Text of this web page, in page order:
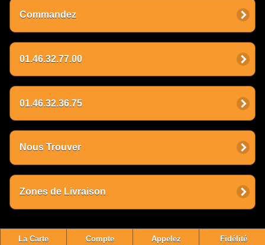
Commandez
01.46.32.77.00
01.46.32.36.75
Nous Trouver
Zones de Livraison
La Carte Compte Appelez Fidélité